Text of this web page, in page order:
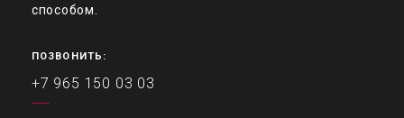
способом.
ПОЗВОНИТЬ:
+7 965 150 03 03